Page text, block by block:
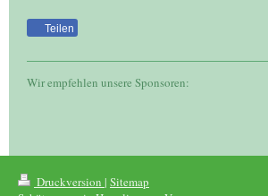
Teilen
Wir empfehlen unsere Sponsoren:
Druckversion | Sitemap